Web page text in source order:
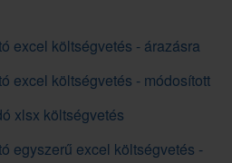
excel költségvetés - árazásra
excel költségvetés - módosított
xlsx költségvetés
egyszerű excel költségvetés -